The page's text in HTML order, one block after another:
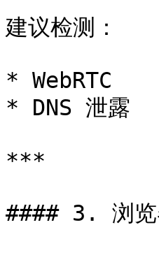
建议检测：
* WebRTC
* DNS 泄露
***
#### 3. 浏览